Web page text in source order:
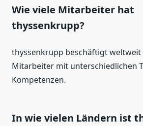
Wie viele Mitarbeiter hat
thyssenkrupp?
thyssenkrupp beschäftigt weltweit
Mitarbeiter mit unterschiedlichen
Kompetenzen.
In wie vielen Ländern ist